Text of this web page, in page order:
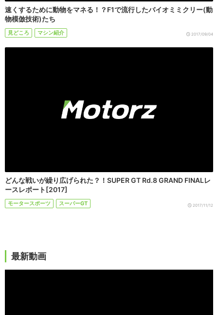
速くするために動物をマネる！？F1で流行したバイオミミクリー(動
物模倣技術)たち
見どころ マシン紹介 2017/09/04
どんな戦いが繰り広げられた？！SUPER GT Rd.8 GRAND FINALレ
ースレポート[2017]
モータースポーツ スーパーGT 2017/11/12
最新動画